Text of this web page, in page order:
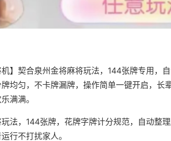
机】契合泉州金将麻将玩法，144张牌专用，
均匀，不卡牌漏牌，操作简单一键开启，长
满满。
法，144张牌，花牌字牌计分规范，自动整
行不打扰家人。